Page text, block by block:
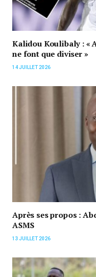
Kalidou Koulibaly : «
ne font que diviser »
14 JUILLET 2026
Après ses propos :
ASMS
13 JUILLET 2026